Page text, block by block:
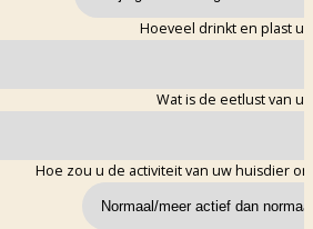
Hoeveel drinkt en plast
Wat is de eetlust van
Hoe zou u de activiteit van uw huisdier